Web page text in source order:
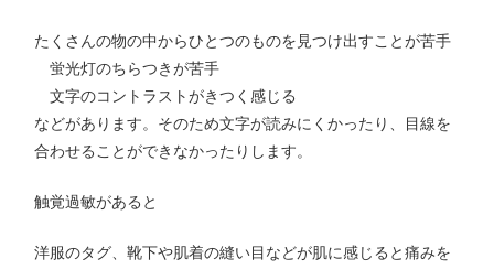
たくさんの物の中からひとつのものを見つけ出すことが苦手
蛍光灯のちらつきが苦手
文字のコントラストがきつく感じる
などがあります。そのため文字が読みにくかったり、目線を
合わせることができなかったりします。
触覚過敏があると
洋服のタグ、靴下や肌着の縫い目などが肌に感じると痛みを